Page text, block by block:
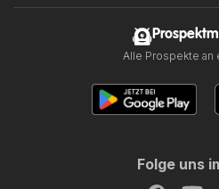
Alle Prospekte an
Folge uns